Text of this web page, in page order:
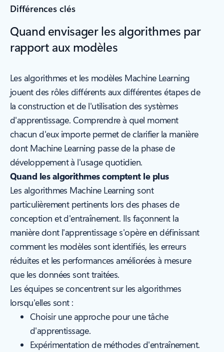
Différences clés
Quand envisager les algorithmes par
rapport aux modèles
Les algorithmes et les modèles Machine Learning
jouent des rôles différents aux différentes étapes de
la construction et de l'utilisation des systèmes
d'apprentissage. Comprendre à quel moment
chacun d'eux importe permet de clarifier la manière
dont Machine Learning passe de la phase de
développement à l'usage quotidien.
Quand les algorithmes comptent le plus
Les algorithmes Machine Learning sont
particulièrement pertinents lors des phases de
conception et d'entraînement. Ils façonnent la
manière dont l'apprentissage s'opère en définissant
comment les modèles sont identifiés, les erreurs
réduites et les performances améliorées à mesure
que les données sont traitées.
Les équipes se concentrent sur les algorithmes
lorsqu'elles sont :
Choisir une approche pour une tâche
d'apprentissage.
Expérimentation de méthodes d'entraînement.